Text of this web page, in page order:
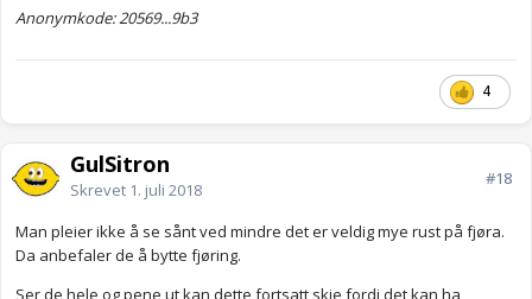
Anonymkode: 20569...9b3
4
GulSitron
Skrevet 1. juli 2018
#18
Man pleier ikke å se sånt ved mindre det er veldig mye rust på fjøra.
Da anbefaler de å bytte fjøring.
Ser de hele og pene ut kan dette fortsatt skje fordi det kan ha